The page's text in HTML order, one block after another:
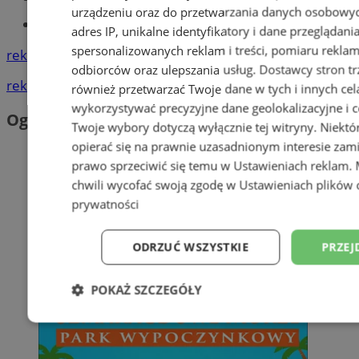
Tworzenie stron www -Zabrze
reklama
reklama
Ogłoszenia
urządzeniu oraz do przetwarzania danych
adres IP, unikalne identyfikatory i dane
spersonalizowanych reklam i treści, pomiaru
odbiorców oraz ulepszania usług. Dostawcy stron
również przetwarzać Twoje dane w tych i innych
wykorzystywać precyzyjne dane geolokalizacyjne i
Twoje wybory dotyczą wyłącznie tej witryny.
opierać się na prawnie uzasadnionym interesie
prawo sprzeciwić się temu w Ustawieniach reklam.
chwili wycofać swoją zgodę w Ustawieniach plików
prywatności
ODRZUĆ WSZYSTKIE
POKAŻ SZCZEGÓŁY
Niezbędne Wydajność